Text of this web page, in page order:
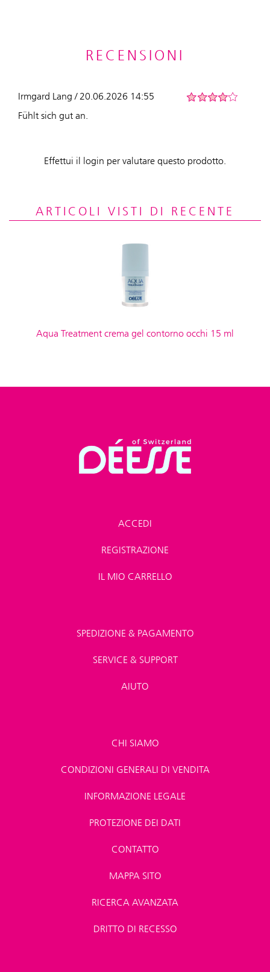
RECENSIONI
Irmgard Lang / 20.06.2026 14:55
Fühlt sich gut an.
Effettui il login per valutare questo prodotto.
ARTICOLI VISTI DI RECENTE
Aqua Treatment crema gel contorno occhi 15 ml
ACCEDI
REGISTRAZIONE
IL MIO CARRELLO
SPEDIZIONE & PAGAMENTO
SERVICE & SUPPORT
AIUTO
CHI SIAMO
CONDIZIONI GENERALI DI VENDITA
INFORMAZIONE LEGALE
PROTEZIONE DEI DATI
CONTATTO
MAPPA SITO
RICERCA AVANZATA
DRITTO DI RECESSO